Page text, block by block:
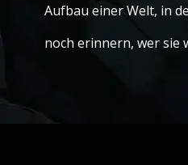
Aufbau einer Welt, in
noch erinnern, wer sie